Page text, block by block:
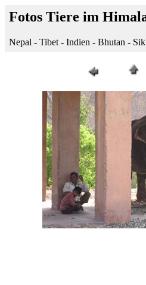
Fotos Tiere im
Nepal - Tibet - Indien - Bhutan -